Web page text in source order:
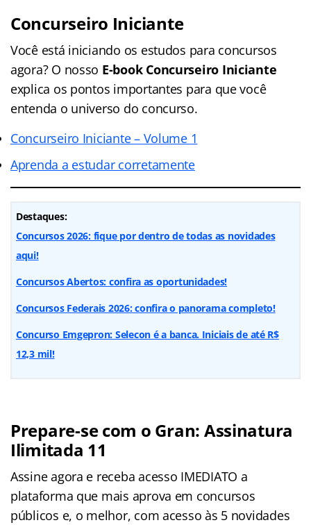
Concurseiro Iniciante
Você está iniciando os estudos para concursos
agora? O nosso E-book Concurseiro Iniciante
explica os pontos importantes para que você
entenda o universo do concurso.
Concurseiro Iniciante – Volume 1
Aprenda a estudar corretamente
Destaques:
Concursos 2026: fique por dentro de todas as novidades
aqui!
Concursos Abertos: confira as oportunidades!
Concursos Federais 2026: confira o panorama completo!
Concurso Emgepron: Selecon é a banca. Iniciais de até R$
12,3 mil!
Prepare-se com o Gran: Assinatura
Ilimitada 11
Assine agora e receba acesso IMEDIATO a
plataforma que mais aprova em concursos
públicos e, o melhor, com acesso às 5 novidades